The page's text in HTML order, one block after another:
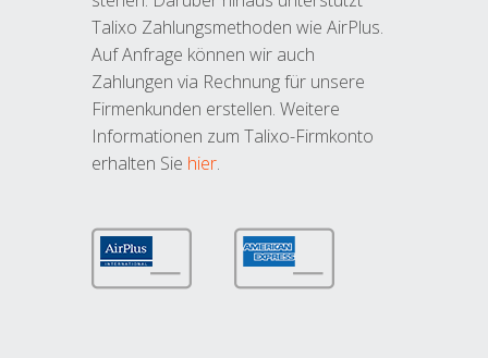
Talixo Zahlungsmethoden wie AirPlus.
Auf Anfrage können wir auch
Zahlungen via Rechnung für unsere
Firmenkunden erstellen. Weitere
Informationen zum Talixo-Firmkonto
erhalten Sie hier.